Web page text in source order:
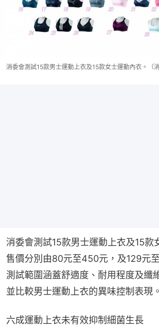
消委會測試15款男士運動上衣及15款女士運動內衣。（消
消委會測試15款男士運動上衣及15款
售價分別由80元至450元，及129元
測試範圍涵蓋舒適度、耐用程度及纖
並比較男士運動上衣的異味控制表現。
六成運動上衣未有效抑制細菌生長